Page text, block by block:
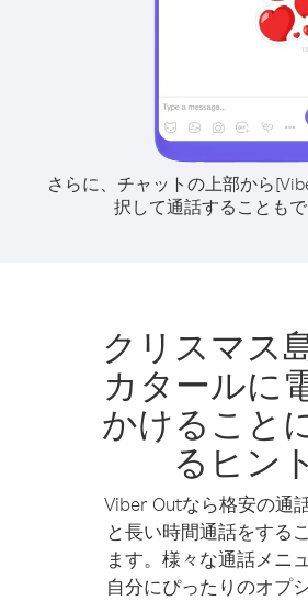
さらに、チャットの上部から
択して通話することもで
クリスマス
カタールに
かけること
るヒント
Viber Outなら格安の通
と長い時間通話をする
ます。様々な通話メニ
自分にぴったりのオプ